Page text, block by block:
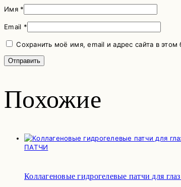
Имя *
Email *
Сохранить моё имя, email и адрес сайта в
Похожие
ПАТЧИ
Коллагеновые гидрогелевые патчи для